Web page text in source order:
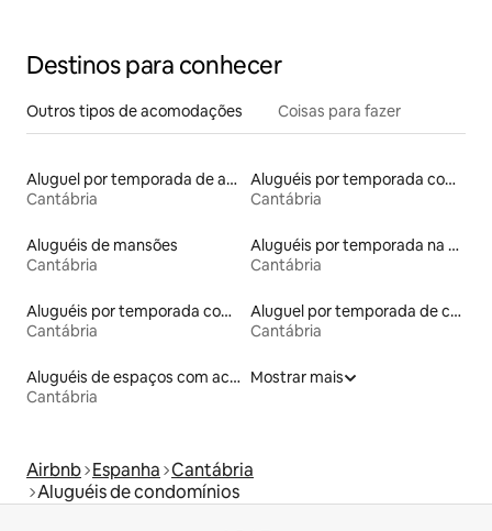
Destinos para conhecer
Outros tipos de acomodações Coisas para fazer
Aluguel por temporada de apart-hotéis
Cantábria
Aluguéis por temporada com caiaque
Cantábria
Aluguéis de mansões
Cantábria
Aluguéis por temporada na orla
Cantábria
Aluguéis por temporada com banheira de hidromassagem
Cantábria
Aluguel por temporada de casas de veraneio
Cantábria
Aluguéis de espaços com acesso direto a pistas de esqui
Cantábria
Mostrar mais
Airbnb Espanha Cantábria
Aluguéis de condomínios